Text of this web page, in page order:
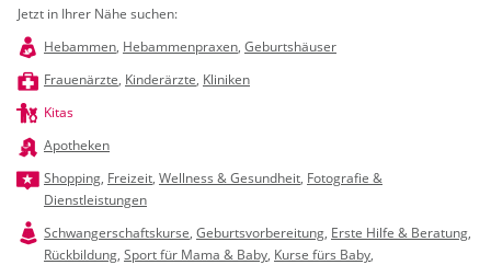
Jetzt in Ihrer Nähe suchen:
Hebammen, Hebammenpraxen, Geburtshäuser
Frauenärzte, Kinderärzte, Kliniken
Kitas
Apotheken
Shopping, Freizeit, Wellness & Gesundheit, Fotografie &
Dienstleistungen
Schwangerschaftskurse, Geburtsvorbereitung, Erste Hilfe & Beratung,
Rückbildung, Sport für Mama & Baby, Kurse fürs Baby,